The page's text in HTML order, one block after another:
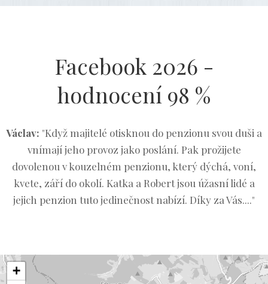
Facebook 2026 -
hodnocení 98 %
Václav: "Když majitelé otisknou do penzionu svou duši a
vnímají jeho provoz jako poslání. Pak prožijete
dovolenou v kouzelném penzionu, který dýchá, voní,
kvete, září do okolí. Katka a Robert jsou úžasní lidé a
jejich penzion tuto jedinečnost nabízí. Díky za Vás...."
+